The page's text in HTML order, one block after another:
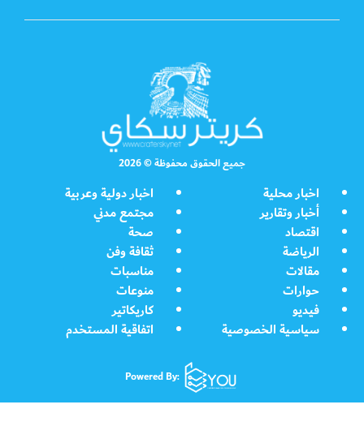
جميع الحقوق محفوظة © 2026
اخبار محلية
اخبار دولية وعربية
أخبار وتقارير
مجتمع مدني
اقتصاد
صحة
الرياضة
ثقافة وفن
مقالات
مناسبات
حوارات
منوعات
فيديو
كاريكاتير
سياسية الخصوصية
اتفاقية المستخدم
Powered By: